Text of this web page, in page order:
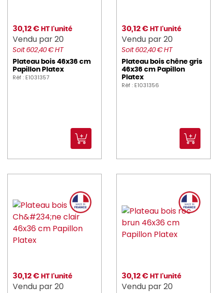
30,12 € HT l'unité
Vendu par 20
Soit 602,40 € HT
Plateau bois 46x36 cm
Papillon Platex
Réf : E1031357
30,12 € HT l'unité
Vendu par 20
Soit 602,40 € HT
Plateau bois chêne gris
46x36 cm Papillon
Platex
Réf : E1031356
30,12 € HT l'unité
Vendu par 20
30,12 € HT l'unité
Vendu par 20